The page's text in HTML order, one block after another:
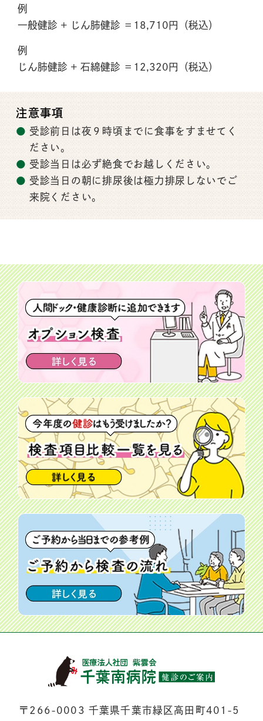
例
一般健診 + じん肺健診 ＝18,710円（税込）
例
じん肺健診 + 石綿健診 ＝12,320円（税込）
注意事項
受診前日は夜９時頃までに食事をすませてく
ださい。
受診当日は必ず絶食でお越しください。
受診当日の朝に排尿後は極力排尿しないでご
来院ください。
〒266-0003 千葉県千葉市緑区高田町401-5